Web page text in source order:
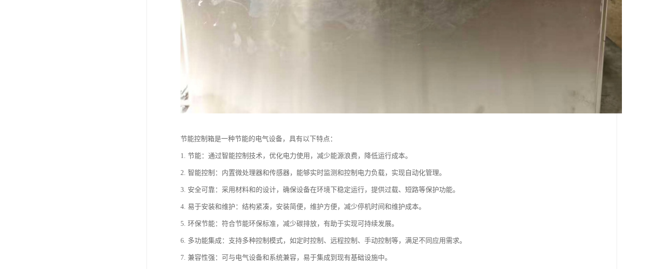
节能控制箱是一种节能的电气设备，具有以下特点：
1. 节能：通过智能控制技术，优化电力使用，减少能源浪费，降低运行成本。
2. 智能控制：内置微处理器和传感器，能够实时监测和控制电力负载，实现自动化管理。
3. 安全可靠：采用材料和的设计，确保设备在环境下稳定运行，提供过载、短路等保护功能。
4. 易于安装和维护：结构紧凑，安装简便，维护方便，减少停机时间和维护成本。
5. 环保节能：符合节能环保标准，减少碳排放，有助于实现可持续发展。
6. 多功能集成：支持多种控制模式，如定时控制、远程控制、手动控制等，满足不同应用需求。
7. 兼容性强：可与电气设备和系统兼容，易于集成到现有基础设施中。